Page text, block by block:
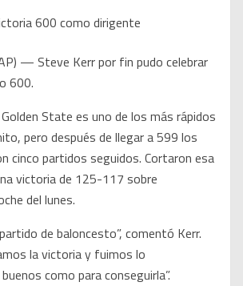
— Steve Kerr por fin pudo celebrar
600.
State es uno de los más rápidos
pero después de llegar a 599 los
cinco partidos seguidos. Cortaron esa
victoria de 125-117 sobre
del lunes.
de baloncesto”, comentó Kerr.
la victoria y fuimos lo
como para conseguirla”.